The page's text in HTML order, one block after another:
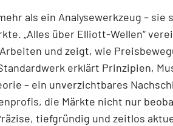
als ein Analysewerkzeug – sie
„Alles über Elliott-Wellen“
und zeigt, wie
erklärt Prinzipien,
– ein unverzichtbares
die Märkte nicht nur
tiefgründig und zeitlos